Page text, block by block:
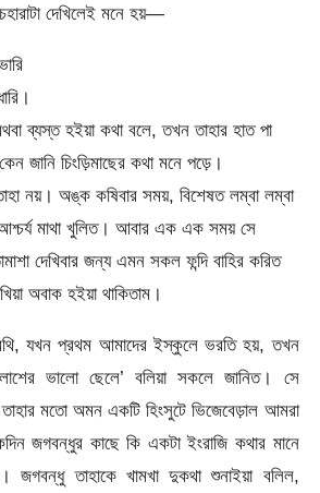
দেখিলেই মনে হয়—
ব্যস্ত হইয়া কথা বলে, তখন তাহার হাত পা
জানি চিংড়িমাছের কথা মনে পড়ে।
নয়। অঙ্ক কষিবার সময়, বিশেষত লম্বা লম্বা
আশ্চর্য মাথা খুলিত। আবার এক এক সময় সে
দেখিবার জন্য এমন সকল ফন্দি বাহির করিত
অবাক হইয়া থাকিতাম।
যখন প্রথম আমাদের ইস্কুলে ভরতি হয়, তখন
ভালো ছেলে’ বলিয়া সকলে জানিত। সে
মতো অমন একটি হিংসুটে ভিজেবেড়াল আমরা
জগবন্ধুর কাছে কি একটা ইংরাজি কথার মানে
জগবন্ধু তাহাকে খামখা দুকথা শুনাইয়া বলিল,